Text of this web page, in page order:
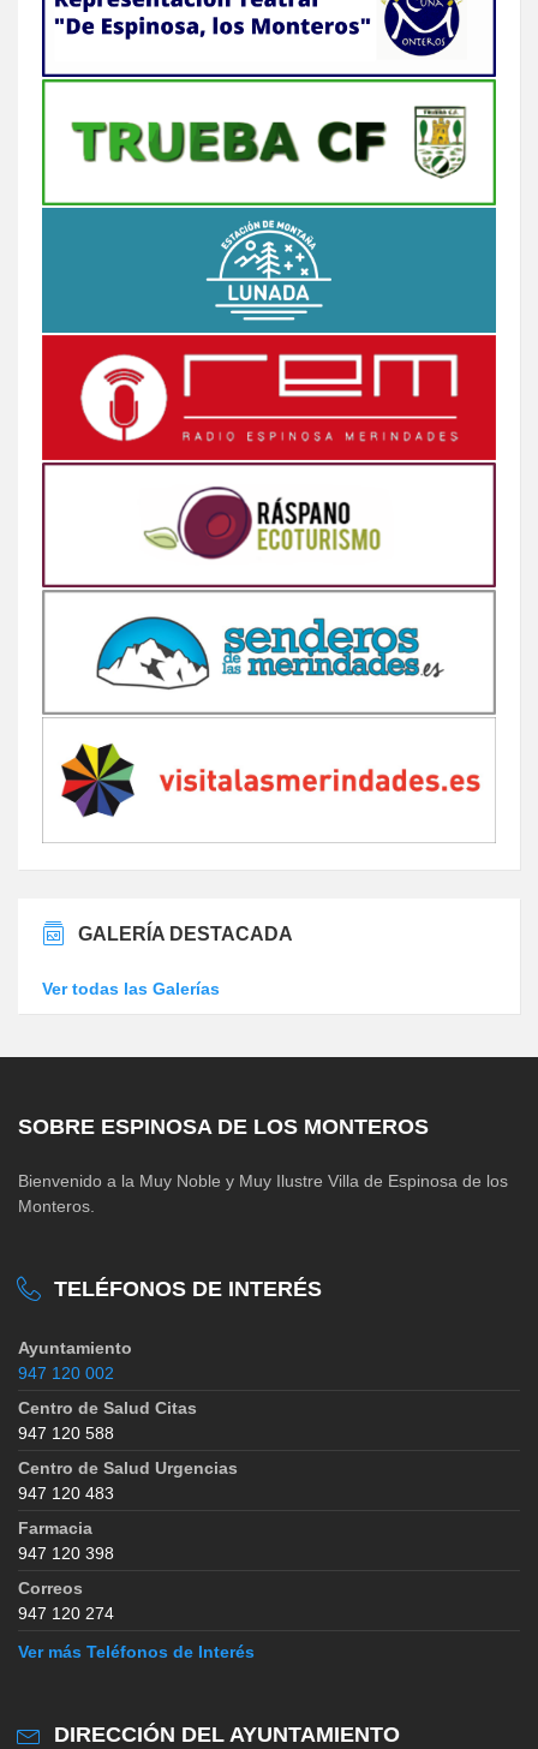
GALERÍA DESTACADA
Ver todas las Galerías
SOBRE ESPINOSA DE LOS MONTEROS
Bienvenido a la Muy Noble y Muy Ilustre Villa de Espinosa de los
Monteros.
TELÉFONOS DE INTERÉS
Ayuntamiento
947 120 002
Centro de Salud Citas
947 120 588
Centro de Salud Urgencias
947 120 483
Farmacia
947 120 398
Correos
947 120 274
Ver más Teléfonos de Interés
DIRECCIÓN DEL AYUNTAMIENTO